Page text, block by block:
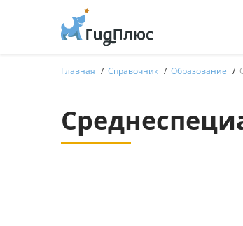
Главная Справочник Образование